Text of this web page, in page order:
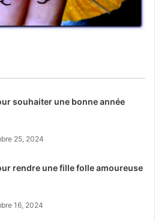
souhaiter une bonne année
25, 2024
rendre une fille folle amoureuse
16, 2024